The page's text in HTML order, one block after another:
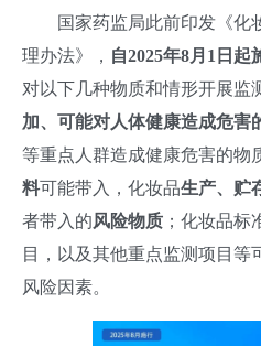
国家药监局此前印发《化
理办法》， 自2025年8月1日起
对以下几种物质和情形开展监
加、可能对人体健康造成危害
等重点人群造成健康危害的物
料可能带入，化妆品生产、贮
者带入的风险物质 ；化妆品标
目，以及其他重点监测项目等
风险因素。